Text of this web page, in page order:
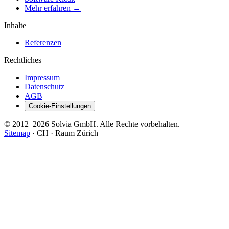
Mehr erfahren →
Inhalte
Referenzen
Rechtliches
Impressum
Datenschutz
AGB
Cookie-Einstellungen
© 2012–2026 Solvia GmbH. Alle Rechte vorbehalten.
Sitemap · CH · Raum Zürich